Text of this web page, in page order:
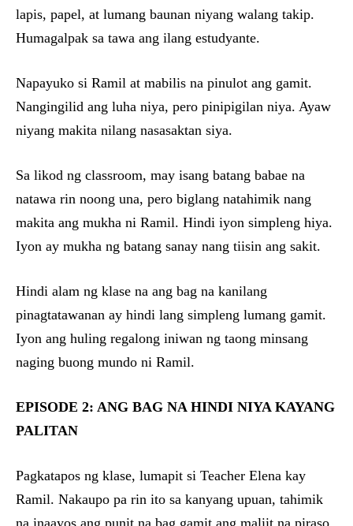
lapis, papel, at lumang baunan niyang walang takip.
Humagalpak sa tawa ang ilang estudyante.
Napayuko si Ramil at mabilis na pinulot ang gamit.
Nangingilid ang luha niya, pero pinipigilan niya. Ayaw
niyang makita nilang nasasaktan siya.
Sa likod ng classroom, may isang batang babae na
natawa rin noong una, pero biglang natahimik nang
makita ang mukha ni Ramil. Hindi iyon simpleng hiya.
Iyon ay mukha ng batang sanay nang tiisin ang sakit.
Hindi alam ng klase na ang bag na kanilang
pinagtatawanan ay hindi lang simpleng lumang gamit.
Iyon ang huling regalong iniwan ng taong minsang
naging buong mundo ni Ramil.
EPISODE 2: ANG BAG NA HINDI NIYA KAYANG
PALITAN
Pagkatapos ng klase, lumapit si Teacher Elena kay
Ramil. Nakaupo pa rin ito sa kanyang upuan, tahimik